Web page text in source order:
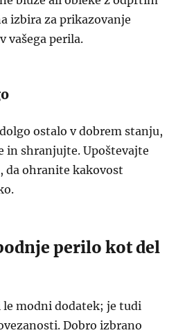
izbira za prikazovanje
vašega perila.
ostalo v dobrem stanju,
in shranjujte. Upoštevajte
da ohranite kakovost
perilo kot del
le modni dodatek; je tudi
Dobro izbrano